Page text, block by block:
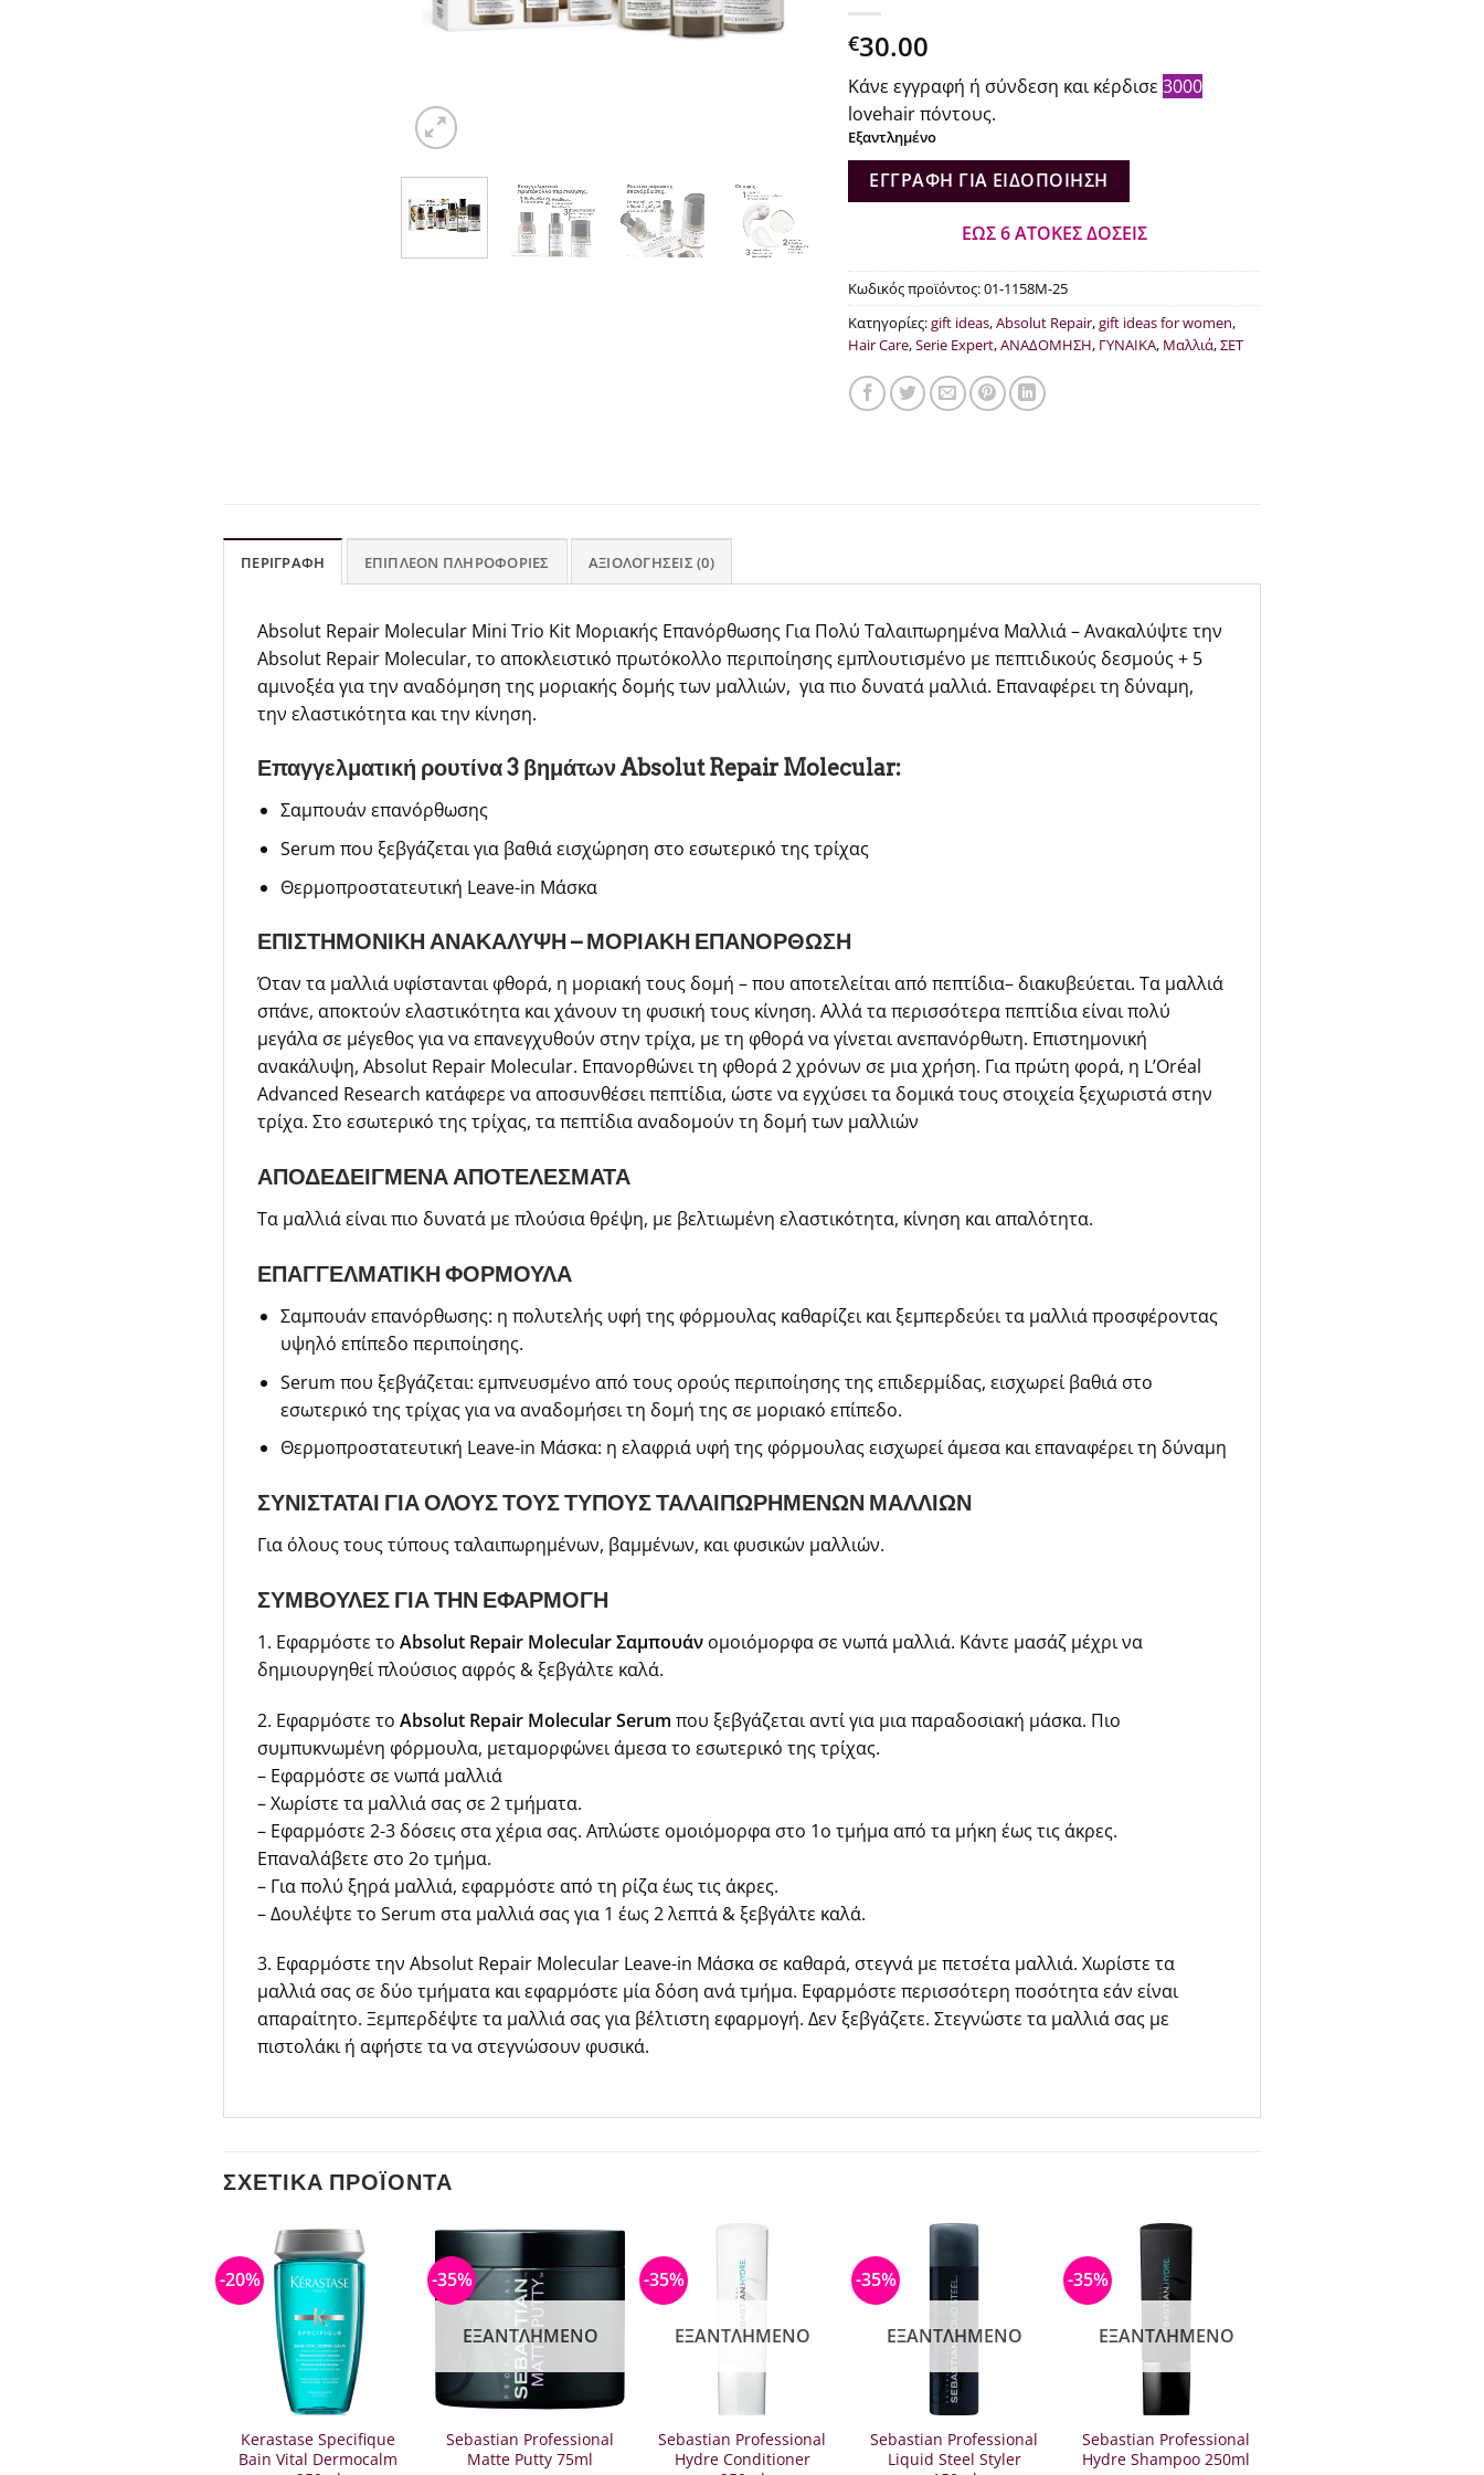
€30.00
Κάνε εγγραφή ή σύνδεση και κέρδισε 3000
lovehair πόντους.
Εξαντλημένο
ΕΓΓΡΑΦΉ ΓΙΑ ΕΙΔΟΠΟΊΗΣΗ
ΕΩΣ 6 ΑΤΟΚΕΣ ΔΟΣΕΙΣ
Κωδικός προϊόντος:01-1158M-25
Κατηγορίες:gift ideas,Absolut Repair,gift ideas for women,
Hair Care,Serie Expert,ΑΝΑΔΟΜΗΣΗ, ΓΥΝΑΙΚΑ, Μαλλιά,ΣΕΤ
ΠΕΡΙΓΡΑΦΉ ΕΠΙΠΛΈΟΝ ΠΛΗΡΟΦΟΡΊΕΣ ΑΞΙΟΛΟΓΉΣΕΙΣ (0)
Absolut Repair Molecular Mini Trio Kit Μοριακής Επανόρθωσης Για Πολύ Ταλαιπωρημένα Μαλλιά – Ανακαλύψτε την
Absolut Repair Molecular, το αποκλειστικό πρωτόκολλο περιποίησης εμπλουτισμένο με πεπτιδικούς δεσμούς + 5
αμινοξέα για την αναδόμηση της μοριακής δομής των μαλλιών, για πιο δυνατά μαλλιά. Επαναφέρει τη δύναμη,
την ελαστικότητα και την κίνηση.
Επαγγελματική ρουτίνα 3 βημάτων Absolut Repair Molecular:
Σαμπουάν επανόρθωσης
Serum που ξεβγάζεται για βαθιά εισχώρηση στο εσωτερικό της τρίχας
Θερμοπροστατευτική Leave-in Μάσκα
ΕΠΙΣΤΗΜΟΝΙΚΗ ΑΝΑΚΑΛΥΨΗ – ΜΟΡΙΑΚΗ ΕΠΑΝΟΡΘΩΣΗ
Όταν τα μαλλιά υφίστανται φθορά, η μοριακή τους δομή – που αποτελείται από πεπτίδια– διακυβεύεται. Τα μαλλιά
σπάνε, αποκτούν ελαστικότητα και χάνουν τη φυσική τους κίνηση. Αλλά τα περισσότερα πεπτίδια είναι πολύ
μεγάλα σε μέγεθος για να επανεγχυθούν στην τρίχα, με τη φθορά να γίνεται ανεπανόρθωτη. Επιστημονική
ανακάλυψη, Absolut Repair Molecular. Επανορθώνει τη φθορά 2 χρόνων σε μια χρήση. Για πρώτη φορά, η L’Oréal
Advanced Research κατάφερε να αποσυνθέσει πεπτίδια, ώστε να εγχύσει τα δομικά τους στοιχεία ξεχωριστά στην
τρίχα. Στο εσωτερικό της τρίχας, τα πεπτίδια αναδομούν τη δομή των μαλλιών
ΑΠΟΔΕΔΕΙΓΜΕΝΑ ΑΠΟΤΕΛΕΣΜΑΤΑ
Τα μαλλιά είναι πιο δυνατά με πλούσια θρέψη, με βελτιωμένη ελαστικότητα, κίνηση και απαλότητα.
ΕΠΑΓΓΕΛΜΑΤΙΚΗ ΦΟΡΜΟΥΛΑ
Σαμπουάν επανόρθωσης: η πολυτελής υφή της φόρμουλας καθαρίζει και ξεμπερδεύει τα μαλλιά προσφέροντας
υψηλό επίπεδο περιποίησης.
Serum που ξεβγάζεται: εμπνευσμένο από τους ορούς περιποίησης της επιδερμίδας, εισχωρεί βαθιά στο
εσωτερικό της τρίχας για να αναδομήσει τη δομή της σε μοριακό επίπεδο.
Θερμοπροστατευτική Leave-in Μάσκα: η ελαφριά υφή της φόρμουλας εισχωρεί άμεσα και επαναφέρει τη δύναμη
ΣΥΝΙΣΤΑΤΑΙ ΓΙΑ ΟΛΟΥΣ ΤΟΥΣ ΤΥΠΟΥΣ ΤΑΛΑΙΠΩΡΗΜΕΝΩΝ ΜΑΛΛΙΩΝ
Για όλους τους τύπους ταλαιπωρημένων, βαμμένων, και φυσικών μαλλιών.
ΣΥΜΒΟΥΛΕΣ ΓΙΑ ΤΗΝ ΕΦΑΡΜΟΓΗ
1. Εφαρμόστε το Absolut Repair Molecular Σαμπουάν ομοιόμορφα σε νωπά μαλλιά. Κάντε μασάζ μέχρι να
δημιουργηθεί πλούσιος αφρός & ξεβγάλτε καλά.
2. Εφαρμόστε το Absolut Repair Molecular Serum που ξεβγάζεται αντί για μια παραδοσιακή μάσκα. Πιο
συμπυκνωμένη φόρμουλα, μεταμορφώνει άμεσα το εσωτερικό της τρίχας.
– Εφαρμόστε σε νωπά μαλλιά
– Χωρίστε τα μαλλιά σας σε 2 τμήματα.
– Εφαρμόστε 2-3 δόσεις στα χέρια σας. Απλώστε ομοιόμορφα στο 1ο τμήμα από τα μήκη έως τις άκρες.
Επαναλάβετε στο 2ο τμήμα.
– Για πολύ ξηρά μαλλιά, εφαρμόστε από τη ρίζα έως τις άκρες.
– Δουλέψτε το Serum στα μαλλιά σας για 1 έως 2 λεπτά & ξεβγάλτε καλά.
3. Εφαρμόστε την Absolut Repair Molecular Leave-in Μάσκα σε καθαρά, στεγνά με πετσέτα μαλλιά. Χωρίστε τα
μαλλιά σας σε δύο τμήματα και εφαρμόστε μία δόση ανά τμήμα. Εφαρμόστε περισσότερη ποσότητα εάν είναι
απαραίτητο. Ξεμπερδέψτε τα μαλλιά σας για βέλτιστη εφαρμογή. Δεν ξεβγάζετε. Στεγνώστε τα μαλλιά σας με
πιστολάκι ή αφήστε τα να στεγνώσουν φυσικά.
ΣΧΕΤΙΚΆ ΠΡΟΪΌΝΤΑ
-20%
Kerastase Specifique
Bain Vital Dermocalm
-35%
ΕΞΑΝΤΛΗΜΈΝΟ
Sebastian Professional
Matte Putty 75ml
-35%
ΕΞΑΝΤΛΗΜΈΝΟ
Sebastian Professional
Hydre Conditioner
-35%
ΕΞΑΝΤΛΗΜΈΝΟ
Sebastian Professional
Liquid Steel Styler
-35%
ΕΞΑΝΤΛΗΜΈΝΟ
Sebastian Professional
Hydre Shampoo 250ml